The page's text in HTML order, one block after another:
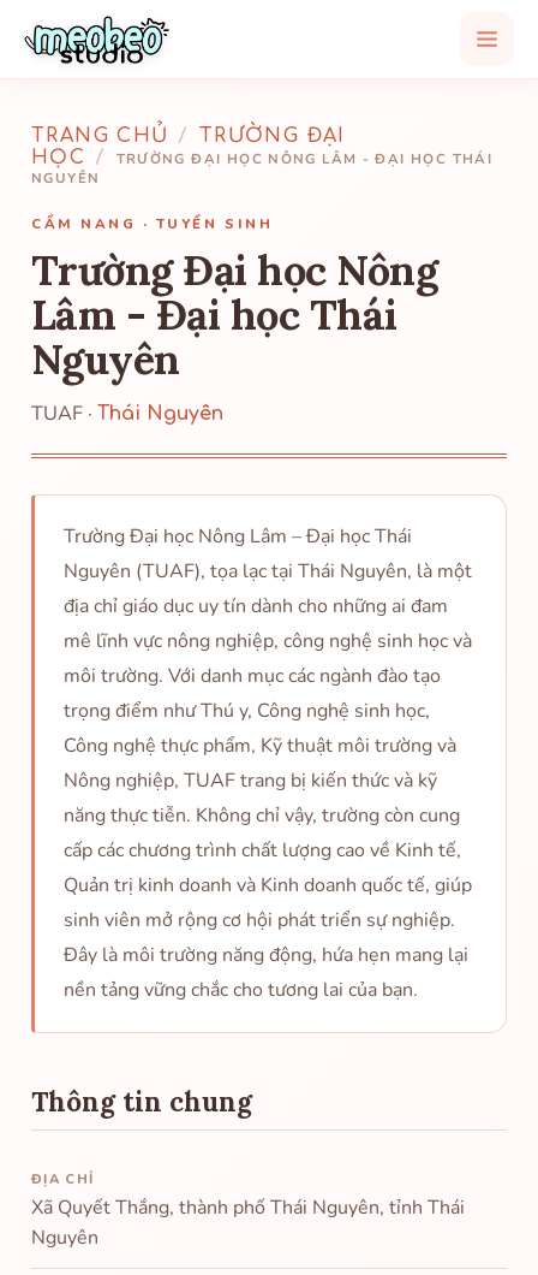
TRANG CHỦ /
TRƯỜNG ĐẠI
HỌC
/
TRƯỜNG ĐẠI HỌC NÔNG LÂM - ĐẠI HỌC THÁI
NGUYÊN
CẨM NANG · TUYỂN SINH
Trường Đại học Nông
Lâm - Đại học Thái
Nguyên
TUAF · Thái Nguyên
Trường Đại học Nông Lâm – Đại học Thái
Nguyên (TUAF), tọa lạc tại Thái Nguyên, là một
địa chỉ giáo dục uy tín dành cho những ai đam
mê lĩnh vực nông nghiệp, công nghệ sinh học và
môi trường. Với danh mục các ngành đào tạo
trọng điểm như Thú y, Công nghệ sinh học,
Công nghệ thực phẩm, Kỹ thuật môi trường và
Nông nghiệp, TUAF trang bị kiến thức và kỹ
năng thực tiễn. Không chỉ vậy, trường còn cung
cấp các chương trình chất lượng cao về Kinh tế,
Quản trị kinh doanh và Kinh doanh quốc tế, giúp
sinh viên mở rộng cơ hội phát triển sự nghiệp.
Đây là môi trường năng động, hứa hẹn mang lại
nền tảng vững chắc cho tương lai của bạn.
Thông tin chung
ĐỊA CHỈ
Xã Quyết Thắng, thành phố Thái Nguyên, tỉnh Thái
Nguyên